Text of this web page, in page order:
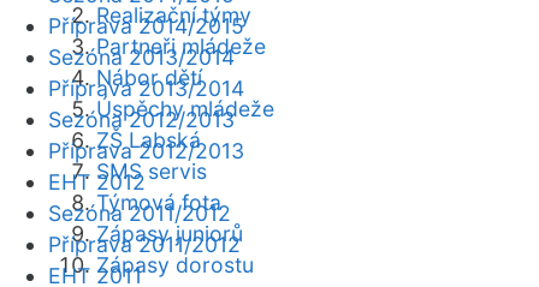
Realizační týmy
Partneři mládeže
Nábor dětí
Úspěchy mládeže
ZŠ Labská
SMS servis
Týmová fota
Zápasy juniorů
Zápasy dorostu
Příprava 2014/2015
Sezóna 2013/2014
Příprava 2013/2014
Sezóna 2012/2013
Příprava 2012/2013
EHT 2012
Sezóna 2011/2012
Příprava 2011/2012
EHT 2011